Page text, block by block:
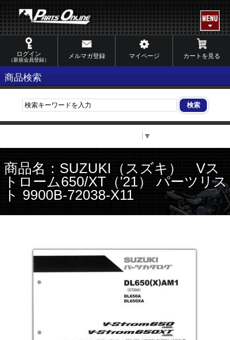
ログイン
（新規会員登録）
メルマガ登録 マイページ カートを見る
商品検索
▼
商品名：SUZUKI（スズキ） Vス
トローム650/XT（'21） パーツリス
ト 9900B-72038-X11